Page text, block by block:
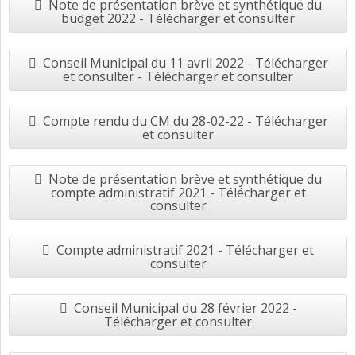
Note de présentation brève et synthétique du
budget 2022 - Télécharger et consulter
Conseil Municipal du 11 avril 2022 - Télécharger
et consulter - Télécharger et consulter
Compte rendu du CM du 28-02-22 - Télécharger
et consulter
Note de présentation brève et synthétique du
compte administratif 2021 - Télécharger et
consulter
Compte administratif 2021 - Télécharger et
consulter
Conseil Municipal du 28 février 2022 -
Télécharger et consulter